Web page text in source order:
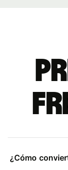
¿Cómo